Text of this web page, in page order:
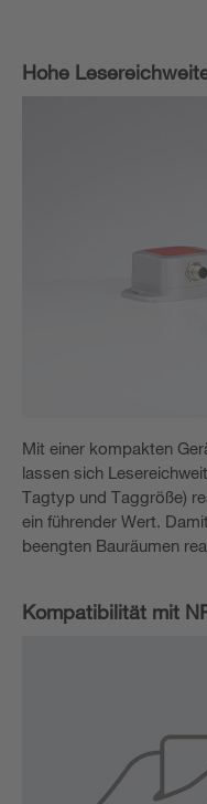
Hohe
Mit einer kompakten
lassen sich
Tagtyp und Taggröße)
ein führender Wert.
beengten Bauräumen
Kompatibilität mit